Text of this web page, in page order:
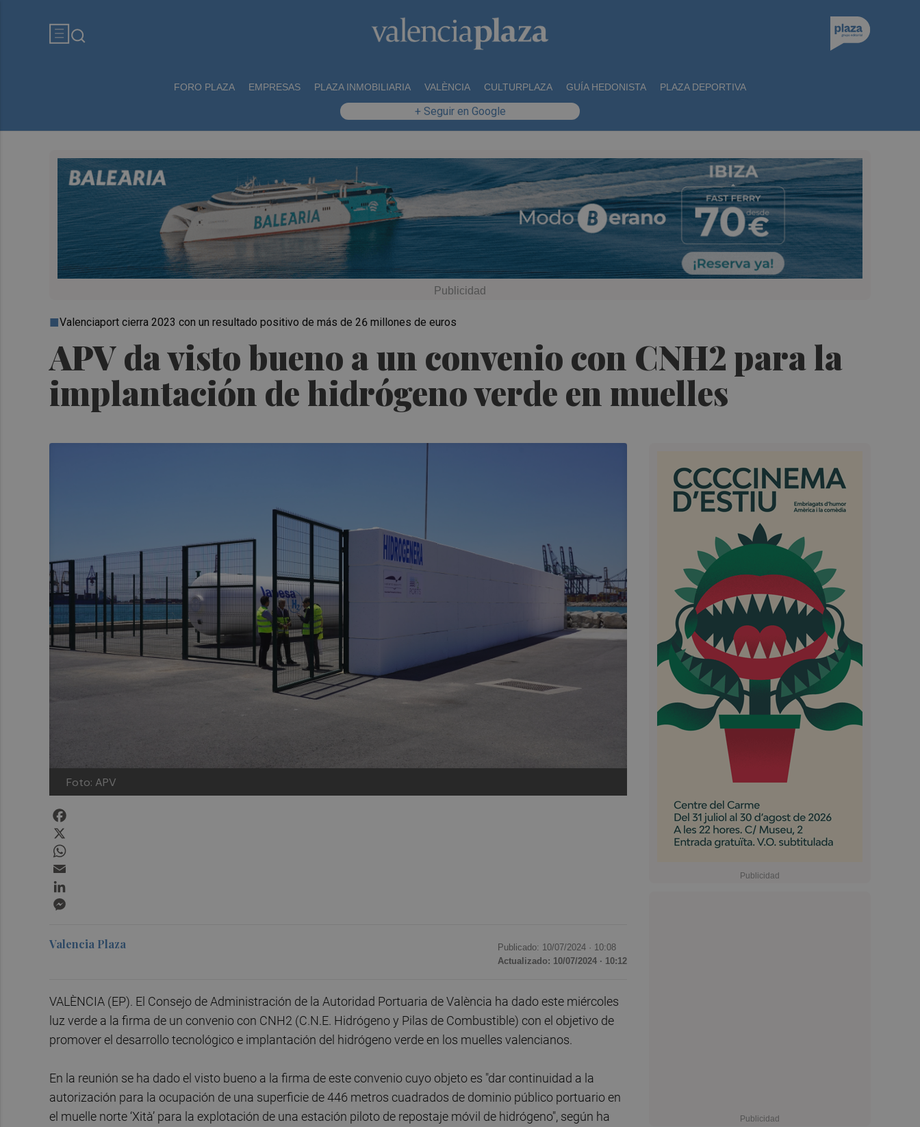
FORO PLAZA EMPRESAS PLAZA INMOBILIARIA VALÈNCIA CULTURPLAZA GUÍA HEDONISTA PLAZA DEPORTIVA
+ Seguir en Google
APV da visto bueno a un convenio con CNH2 para la
implantación de hidrógeno verde en muelles
Valenciaport cierra 2023 con un resultado positivo de más de 26 millones de euros
Foto: APV
Valencia Plaza Publicado: 10/07/2024 · 10:08
Actualizado: 10/07/2024 · 10:12
VALÈNCIA (EP). El Consejo de Administración de la Autoridad Portuaria de València ha dado este miércoles
luz verde a la firma de un convenio con CNH2 (C.N.E. Hidrógeno y Pilas de Combustible) con el objetivo de
promover el desarrollo tecnológico e implantación del hidrógeno verde en los muelles valencianos.
En la reunión se ha dado el visto bueno a la firma de este convenio cuyo objeto es "dar continuidad a la
autorización para la ocupación de una superficie de 446 metros cuadrados de dominio público portuario en
el muelle norte ‘Xità’ para la explotación de una estación piloto de repostaje móvil de hidrógeno", según ha